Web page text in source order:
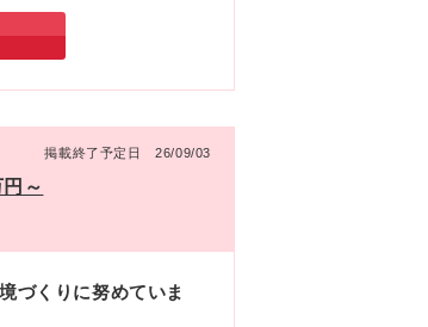
掲載終了予定日 26/09/03
～
づくりに努めていま